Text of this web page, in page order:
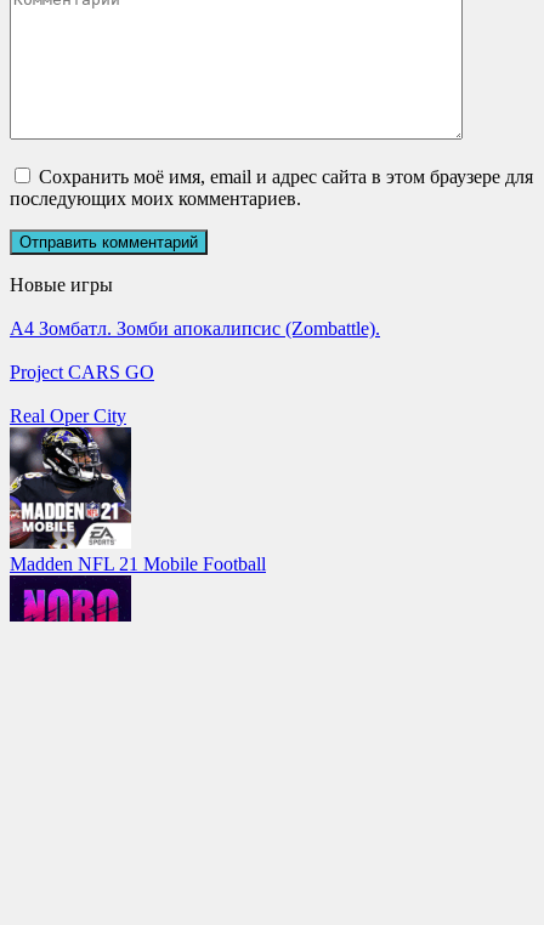
Сохранить моё имя, email и адрес сайта в этом браузере для
последующих моих комментариев.
Новые игры
А4 Зомбатл. Зомби апокалипсис (Zombattle).
Project CARS GO
Real Oper City
Madden NFL 21 Mobile Football